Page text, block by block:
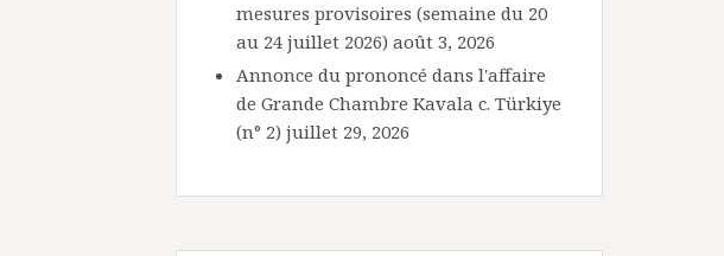
mesures provisoires (semaine du 20
au 24 juillet 2026) août 3, 2026
Annonce du prononcé dans l'affaire
de Grande Chambre Kavala c. Türkiye
(n° 2) juillet 29, 2026